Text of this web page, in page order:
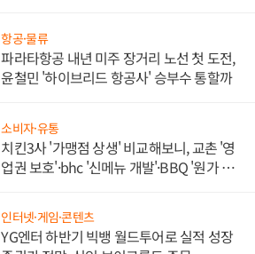
항공·물류
파라타항공 내년 미주 장거리 노선 첫 도전,
윤철민 '하이브리드 항공사' 승부수 통할까
소비자·유통
치킨3사 '가맹점 상생' 비교해보니, 교촌 '영
업권 보호'·bhc '신메뉴 개발'·BBQ '원가 부
인터넷·게임·콘텐츠
YG엔터 하반기 빅뱅 월드투어로 실적 성장